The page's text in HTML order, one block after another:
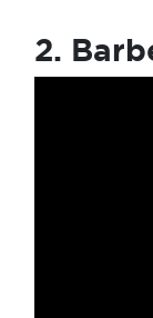
2.